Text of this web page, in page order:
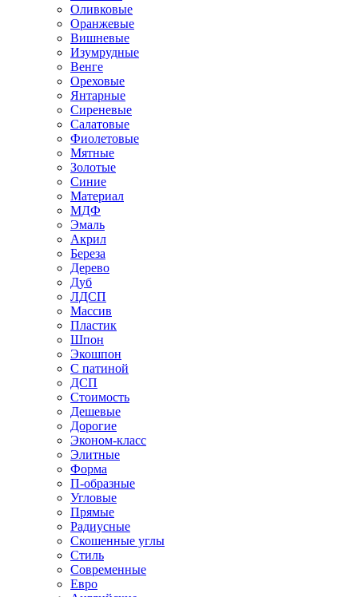
Оливковые
Оранжевые
Вишневые
Изумрудные
Венге
Ореховые
Янтарные
Сиреневые
Салатовые
Фиолетовые
Мятные
Золотые
Синие
Материал
МДФ
Эмаль
Акрил
Береза
Дерево
Дуб
ЛДСП
Массив
Пластик
Шпон
Экошпон
С патиной
ДСП
Стоимость
Дешевые
Дорогие
Эконом-класс
Элитные
Форма
П-образные
Угловые
Прямые
Радиусные
Скошенные углы
Стиль
Современные
Евро